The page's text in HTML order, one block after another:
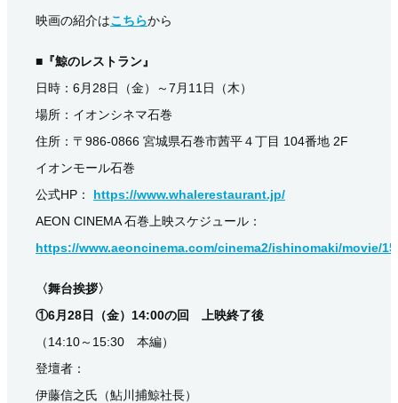
映画の紹介はこちらから
■『鯨のレストラン』
日時：6月28日（金）～7月11日（木）
場所：イオンシネマ石巻
住所：〒986-0866 宮城県石巻市茜平４丁目 104番地 2F
イオンモール石巻
公式HP： https://www.whalerestaurant.jp/
AEON CINEMA 石巻上映スケジュール：
https://www.aeoncinema.com/cinema2/ishinomaki/movie/
〈舞台挨拶〉
①6月28日（金）14:00の回 上映終了後
（14:10～15:30 本編）
登壇者：
伊藤信之氏（鮎川捕鯨社長）